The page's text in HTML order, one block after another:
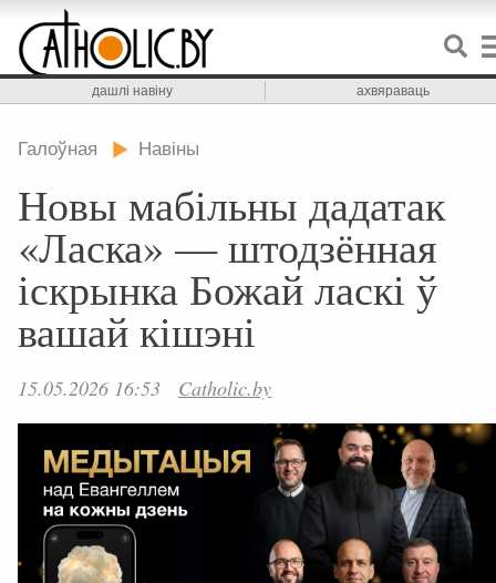
дашлі навіну ахвяраваць
Галоўная Навіны
Новы мабільны дадатак
«Ласка» — штодзённая
іскрынка Божай ласкі ў
вашай кішэні
15.05.2026 16:53 Catholic.by